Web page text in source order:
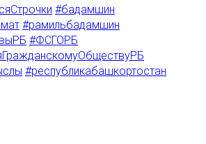
#бадамшин
#рамильбадамшин
#ФСГОРБ
#республикабашкортостан